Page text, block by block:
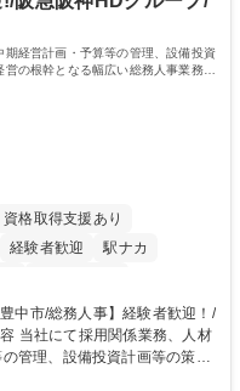
経営計画・予算等の管理、設備投資
の根幹となる幅広い総務人事業務全
資格取得支援あり
経験者歓迎
駅ナカ
食事補助あり
管理、設備投資計画等の策
根幹となる幅広い総務人事業